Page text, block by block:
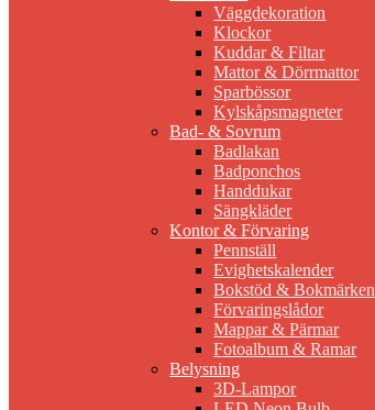
Väggdekoration
Klockor
Kuddar & Filtar
Mattor & Dörrmattor
Sparbössor
Kylskåpsmagneter
Bad- & Sovrum
Badlakan
Badponchos
Handdukar
Sängkläder
Kontor & Förvaring
Pennställ
Evighetskalender
Bokstöd & Bokmärken
Förvaringslådor
Mappar & Pärmar
Fotoalbum & Ramar
Belysning
3D-Lampor